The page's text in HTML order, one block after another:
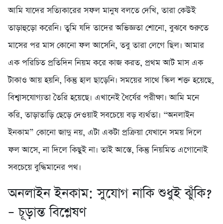
আমি যাদের সত্যিকারের সফল মানুষ বলতে দেখি, তারা কেউই
তাড়াহুড়ো করেনি। তুমি যদি তাদের অভিজ্ঞতা শোনো, বুঝবে শুরুতে
মাসের পর মাস কোনো ফল আসেনি, তবু তারা লেগে ছিল। আমার
এক পরিচিত প্রতিদিন নিয়ম করে কাজ করত, প্রথম আট মাস এক
টাকাও আয় হয়নি, কিন্তু হাল ছাড়েনি। সময়ের সাথে স্কিল শক্ত হয়েছে,
বিশ্বাসযোগ্যতা তৈরি হয়েছে। এখানেই ধৈর্যের পরীক্ষা। আমি মনে
করি, তাড়াতাড়ি ছেড়ে দেওয়াই সবচেয়ে বড় ব্যর্থতা। “অনলাইন
ইনকাম” কোনো জাদু নয়, এটা একটা প্রক্রিয়া যেখানে সময় দিলে
ফল আসে, না দিলে কিছুই না। তাই আস্তে, কিন্তু নিয়মিত এগোনোই
সবচেয়ে বুদ্ধিমানের পথ।
অনলাইন ইনকাম: সুযোগ নাকি শুধুই ঝুঁকি?
– চূড়ান্ত বিশ্লেষণ